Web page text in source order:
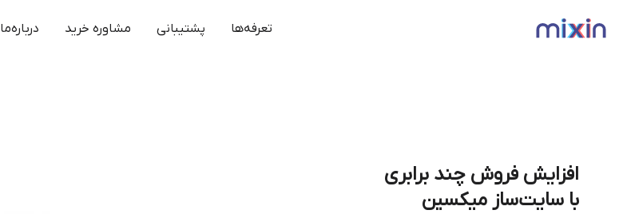
تعرفه‌ها پشتیبانی مشاوره خرید درباره‌ما
افزایش فروش چند برابری
با سایت‌ساز میکسین